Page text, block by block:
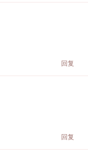
回复
回复